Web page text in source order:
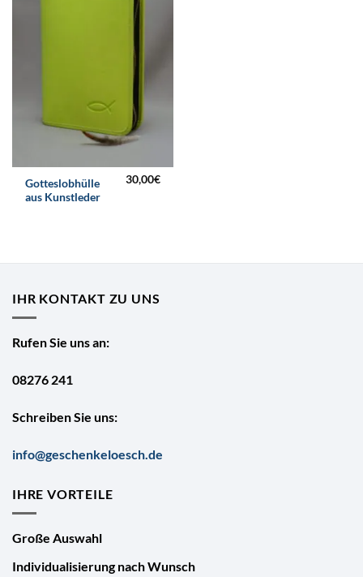
Gotteslobhülle
aus Kunstleder
30,00€
IHR KONTAKT ZU UNS
Rufen Sie uns an:
08276 241
Schreiben Sie uns:
info@geschenkeloesch.de
IHRE VORTEILE
Große Auswahl
Individualisierung nach Wunsch